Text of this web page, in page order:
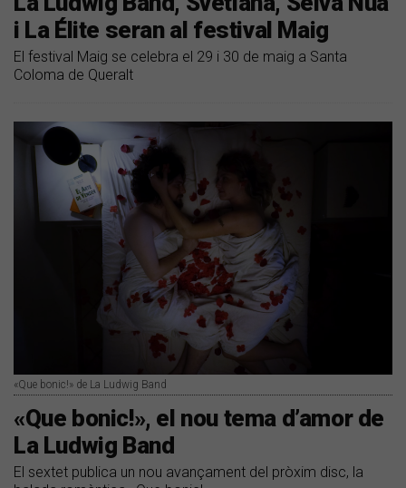
i La Élite seran al festival Maig
El festival Maig se celebra el 29 i 30 de maig a Santa
Coloma de Queralt
«Que bonic!» de La Ludwig Band
​«Que bonic!», el nou tema d’amor de
La Ludwig Band
El sextet publica un nou avançament del pròxim disc, la